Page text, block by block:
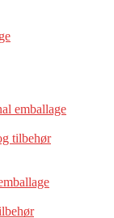
emballage
tilbehør